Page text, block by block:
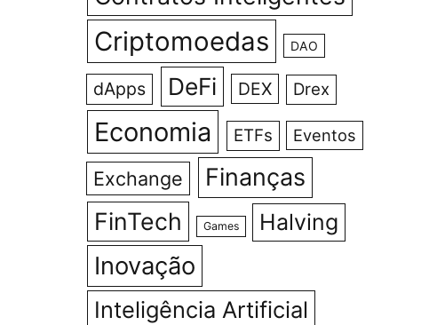
Criptomoedas DAO
dApps DeFi DEX Drex
Economia ETFs Eventos
Exchange Finanças
FinTech Games Halving
Inovação
Inteligência Artificial